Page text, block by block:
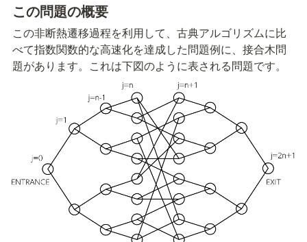
この問題の概要
この非断熱遷移過程を利用して、古典アルゴリズムに比
べて指数関数的な高速化を達成した問題例に、接合木問
題があります。これは下図のように表される問題です。